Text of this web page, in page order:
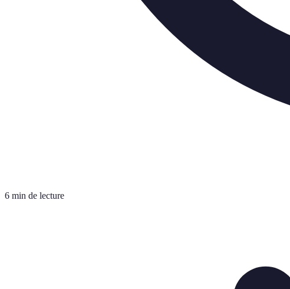
6 min de lecture